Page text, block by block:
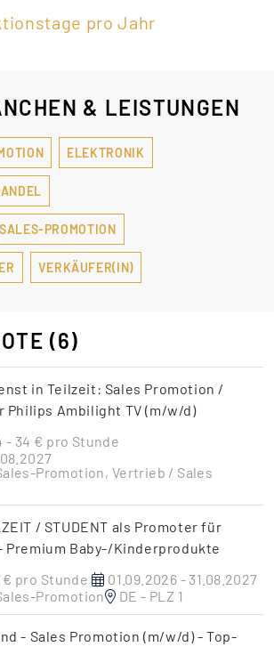
pro Jahr
& LEISTUNGEN
ELEKTRONIK
PROMOTION
VERKÄUFER(IN)
(6)
in Teilzeit: Sales Promotion /
Philips Ambilight TV (m/w/d)
- 34 € pro Stunde
Promotion, Vertrieb / Sales
/ STUDENT als Promoter für
Premium Baby-/Kinderprodukte
€ pro Stunde
01.09.2026 - 31.08.2027
Promotion
DE - PLZ 1
- Sales Promotion (m/w/d) - Top-